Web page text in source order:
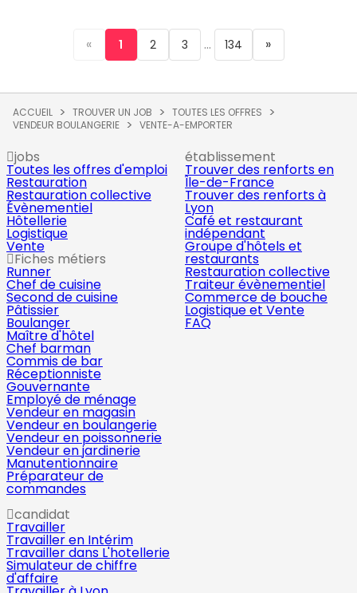
« 1 2 3 ... 134 »
ACCUEIL TROUVER UN JOB
TOUTES LES OFFRES
VENDEUR BOULANGERIE
VENTE-A-EMPORTER
jobs
Toutes les offres d'emploi
Restauration
Restauration collective
Évènementiel
Hôtellerie
Logistique
Vente
Fiches métiers
Runner
Chef de cuisine
Second de cuisine
Pâtissier
Boulanger
Maître d'hôtel
Chef barman
Commis de bar
Réceptionniste
Gouvernante
Employé de ménage
Vendeur en magasin
Vendeur en boulangerie
Vendeur en poissonnerie
Vendeur en jardinerie
Manutentionnaire
Préparateur de
commandes
établissement
Trouver des renforts en
Île-de-France
Trouver des renforts à
Lyon
Café et restaurant
indépendant
Groupe d'hôtels et
restaurants
Restauration collective
Traiteur évènementiel
Commerce de bouche
Logistique et Vente
FAQ
candidat
Travailler
Travailler en Intérim
Travailler dans L'hotellerie
Simulateur de chiffre
d'affaire